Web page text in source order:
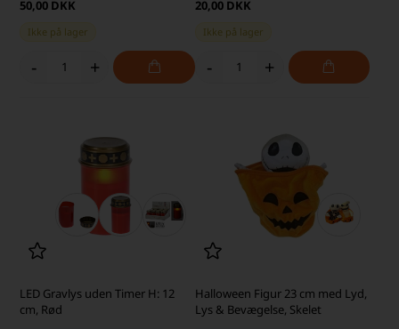
50,00 DKK
Ikke på lager
- +
20,00 DKK
Ikke på lager
- +
LED Gravlys uden Timer H: 12
cm, Rød
Halloween Figur 23 cm med Lyd,
Lys & Bevægelse, Skelet